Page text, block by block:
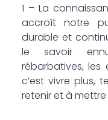
1 – La
accroît notre
durable et
le savoir
rébarbatives, les
c’est vivre plus,
retenir et à